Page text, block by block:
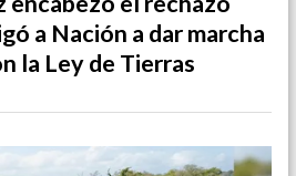
a Nación a dar marcha
la Ley de Tierras